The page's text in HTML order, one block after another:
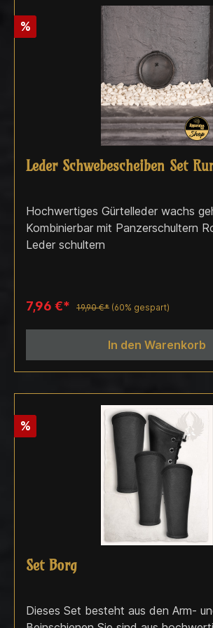
%
Leder Schwebescheiben Set
Hochwertiges Gürtelleder wachs gehärtet
Kombinierbar mit Panzerschultern
Leder schultern
7,96 €* 19,90 €* (60% gespart)
In den Warenkorb
%
Set Borg
Dieses Set besteht aus den Arm-